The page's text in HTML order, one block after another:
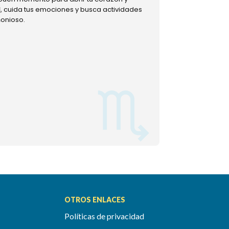
cuida tus emociones y busca actividades
OTROS ENLACES
Políticas de privacidad